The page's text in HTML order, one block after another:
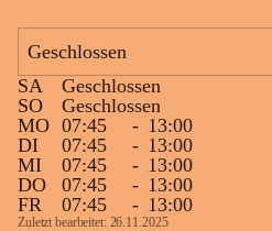
Geschlossen
SA
Geschlossen
SO
Geschlossen
MO 07:45 - 13:00
DI
07:45 - 13:00
MI
07:45 - 13:00
DO
07:45 - 13:00
FR
07:45 - 13:00
Zuletzt bearbeitet: 26.11.2025